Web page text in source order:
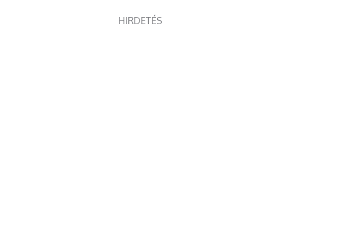
HIRDETÉS